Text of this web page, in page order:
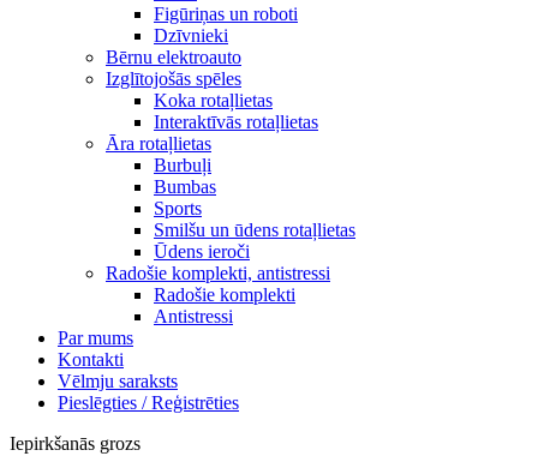
Figūriņas un roboti
Dzīvnieki
Bērnu elektroauto
Izglītojošās spēles
Koka rotaļlietas
Interaktīvās rotaļlietas
Āra rotaļlietas
Burbuļi
Bumbas
Sports
Smilšu un ūdens rotaļlietas
Ūdens ieroči
Radošie komplekti, antistressi
Radošie komplekti
Antistressi
Par mums
Kontakti
Vēlmju saraksts
Pieslēgties / Reģistrēties
Iepirkšanās grozs